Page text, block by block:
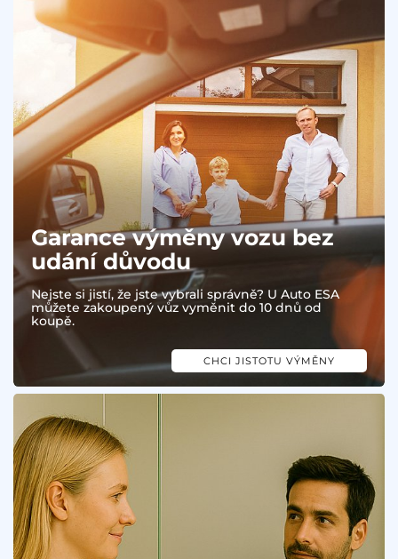
Garance výměny vozu bez
udání důvodu
Nejste si jistí, že jste vybrali správně? U Auto ESA
můžete zakoupený vůz vyměnit do 10 dnů od
koupě.
CHCI JISTOTU VÝMĚNY